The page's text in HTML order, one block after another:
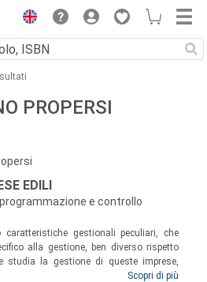
PROPERSI
EDILI
e controllo
caratteristiche gestionali peculiari, che
alla gestione, ben diverso rispetto
studia la gestione di queste imprese,
gestionali, per poi affrontare le
Scopri di più